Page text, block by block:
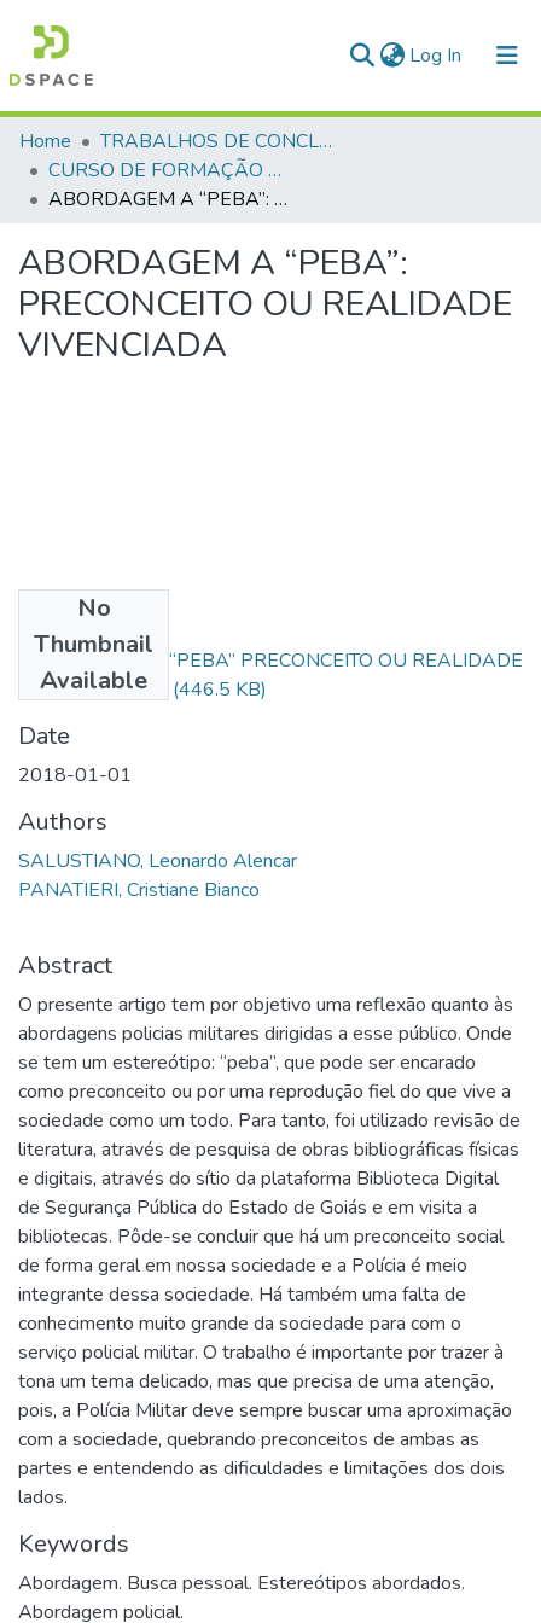
Log In (current)
Communities & Collections
All of DSpace
Home
TRABALHOS DE CONCLUSÃO DE CURSO - CFP (CURSO DE FORMAÇÃO DE PRAÇAS)
CURSO DE FORMAÇÃO DE PRAÇAS - CFP - 2018
ABORDAGEM A “PEBA”: PRECONCEITO OU REALIDADE VIVENCIADA
ABORDAGEM A “PEBA”:
PRECONCEITO OU REALIDADE
VIVENCIADA
No
Thumbnail
Available
ABORDAGEM A “PEBA” PRECONCEITO OU REALIDADE
VIVENCIADA.pdf
(446.5 KB)
Date
2018-01-01
Authors
SALUSTIANO, Leonardo Alencar
PANATIERI, Cristiane Bianco
Abstract
O presente artigo tem por objetivo uma reflexão quanto às
abordagens policias militares dirigidas a esse público. Onde
se tem um estereótipo: “peba”, que pode ser encarado
como preconceito ou por uma reprodução fiel do que vive a
sociedade como um todo. Para tanto, foi utilizado revisão de
literatura, através de pesquisa de obras bibliográficas físicas
e digitais, através do sítio da plataforma Biblioteca Digital
de Segurança Pública do Estado de Goiás e em visita a
bibliotecas. Pôde-se concluir que há um preconceito social
de forma geral em nossa sociedade e a Polícia é meio
integrante dessa sociedade. Há também uma falta de
conhecimento muito grande da sociedade para com o
serviço policial militar. O trabalho é importante por trazer à
tona um tema delicado, mas que precisa de uma atenção,
pois, a Polícia Militar deve sempre buscar uma aproximação
com a sociedade, quebrando preconceitos de ambas as
partes e entendendo as dificuldades e limitações dos dois
lados.
Keywords
Abordagem. Busca pessoal. Estereótipos abordados.
Abordagem policial.